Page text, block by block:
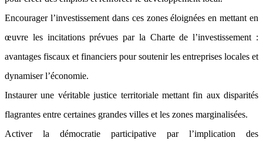
Encourager l’investissement dans ces zones éloignées en mettant en
œuvre les incitations prévues par la Charte de l’investissement :
avantages fiscaux et financiers pour soutenir les entreprises locales et
dynamiser l’économie.
Instaurer une véritable justice territoriale mettant fin aux disparités
flagrantes entre certaines grandes villes et les zones marginalisées.
Activer la démocratie participative par l’implication des